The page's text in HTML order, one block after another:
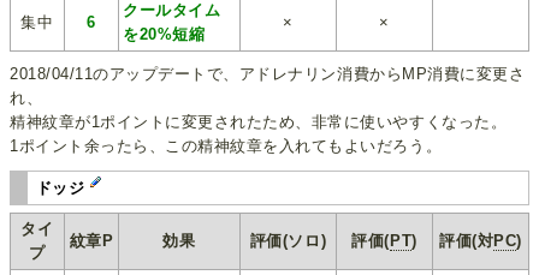
集中 6
クールタイム
を20%短縮
× ×
2018/04/11のアップデートで、アドレナリン消費からMP消費に変更さ
れ、
精神紋章が1ポイントに変更されたため、非常に使いやすくなった。
1ポイント余ったら、この精神紋章を入れてもよいだろう。
ドッジ
タイ
プ
紋章P 効果 評価(ソロ) 評価( PT) 評価(対PC)